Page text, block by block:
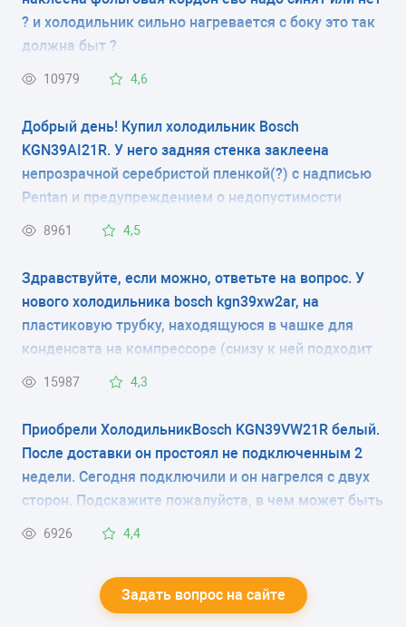
КОЛИЧЕСТВО КАМЕР
2
РАЗМЕРЫ (ШXГXВ)
60x64x200 см
КОЛИЧЕСТВО КОМПРЕССОРОВ
1
РАЗМОРАЖИВАНИЕ МОРОЗИЛЬНОЙ КАМЕРЫ
РАЗМОРАЖИВАНИЕ ХОЛОДИЛЬНОЙ КАМЕРЫ
капельная система
ЭНЕРГОПОТРЕБЛЕНИЕ
класс A (358 кВтч/год)
ЦВЕТ
ХЛАДАГЕНТ
? и холодильник сильно нагревается с боку это так
должна быт ?
10979 4,6
Добрый день! Купил холодильник Bosch
KGN39AI21R. У него задняя стенка заклеена
непрозрачной серебристой пленкой(?) с надписью
Pentan и предупреждением о недопустимости
контакта изделия с трубами, мебелью и т.д. За
(видны какие-то углубления). Это защита
радиатора при транспортировке или что-то типа
задней стенки? Нужно ли снимать эту пленку?
8961 4,5
Здравствуйте, если можно, ответьте на вопрос. У
нового холодильника bosch kgn39xw2ar, на
пластиковую трубку, находящуюся в чашке для
конденсата на компрессоре (снизу к ней подходит
гофрированная трубка), закреплена резиновым
фото).Что это, транспортировочный фильтр и его
надо снять при запуске холодильника или эту
плёнку снимать не нужно? В магазине продавцы
вразумительный ответ дать не смогли, в
комментариев.
15987 4,3
Приобрели ХолодильникBosch KGN39VW21R белый.
После доставки он простоял не подключенным 2
недели. Сегодня подключили и он нагрелся с двух
сторон. Подскажите пожалуйста, в чем может быть
причина?
6926 4,4
Задать вопрос на сайте